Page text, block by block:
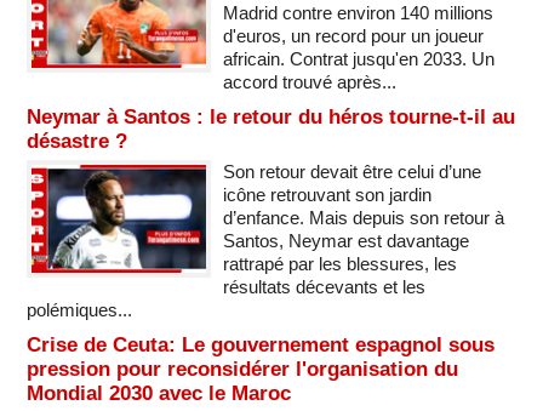
Madrid contre environ 140 millions
d'euros, un record pour un joueur
africain. Contrat jusqu'en 2033. Un
accord trouvé après...
Neymar à Santos : le retour du héros tourne-t-il au
désastre ?
Son retour devait être celui d’une
icône retrouvant son jardin
d’enfance. Mais depuis son retour à
Santos, Neymar est davantage
rattrapé par les blessures, les
résultats décevants et les
polémiques...
Crise de Ceuta: Le gouvernement espagnol sous
pression pour reconsidérer l'organisation du
Mondial 2030 avec le Maroc